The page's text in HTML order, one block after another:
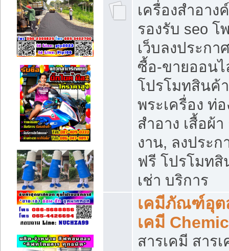
เครื่องสำอา
รองรับ seo โ
เว็บลงประก
ซื้อ-ขายออน
โปรโมทสินค้
พระเครื่อง ท่อ
สำอาง เสื้อผ้
งาน, ลงประ
ฟรี โปรโมท
เช่า บริการ
เคมีภัณฑ์อุต
เคมี
สารเคมี สาร